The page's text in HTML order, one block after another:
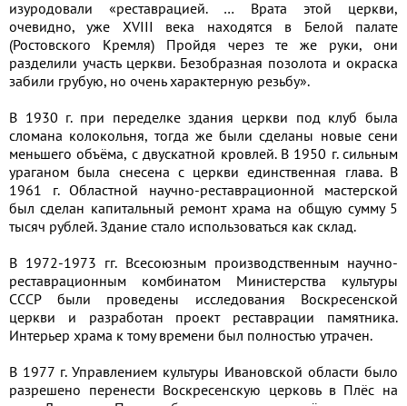
изуродовали «реставрацией. … Врата этой церкви,
очевидно, уже XVIII века находятся в Белой палате
(Ростовского Кремля) Пройдя через те же руки, они
разделили участь церкви. Безобразная позолота и окраска
забили грубую, но очень характерную резьбу».
В 1930 г. при переделке здания церкви под клуб была
сломана колокольня, тогда же были сделаны новые сени
меньшего объёма, с двускатной кровлей. В 1950 г. сильным
ураганом была снесена с церкви единственная глава. В
1961 г. Областной научно-реставрационной мастерской
был сделан капитальный ремонт храма на общую сумму 5
тысяч рублей. Здание стало использоваться как склад.
В 1972-1973 гг. Всесоюзным производственным научно-
реставрационным комбинатом Министерства культуры
СССР были проведены исследования Воскресенской
церкви и разработан проект реставрации памятника.
Интерьер храма к тому времени был полностью утрачен.
В 1977 г. Управлением культуры Ивановской области было
разрешено перенести Воскресенскую церковь в Плёс на